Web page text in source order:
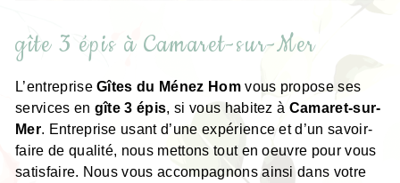
gîte 3 épis à Camaret-sur-Mer
L’entrepriseGîtes du Ménez Homvous propose ses
services en gîte 3 épis, si vous habitez à Camaret-sur-
Mer. Entreprise usant d’une expérience et d’un savoir-
faire de qualité, nous mettons tout en oeuvre pour vous
satisfaire. Nous vous accompagnons ainsi dans votre